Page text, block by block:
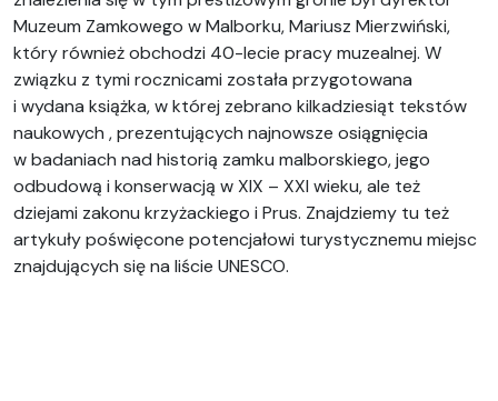
Muzeum Zamkowego w Malborku, Mariusz Mierzwiński,
który również obchodzi 40-lecie pracy muzealnej. W
związku z tymi rocznicami została przygotowana
i wydana książka, w której zebrano kilkadziesiąt tekstów
naukowych , prezentujących najnowsze osiągnięcia
w badaniach nad historią zamku malborskiego, jego
odbudową i konserwacją w XIX – XXI wieku, ale też
dziejami zakonu krzyżackiego i Prus. Znajdziemy tu też
artykuły poświęcone potencjałowi turystycznemu miejsc
znajdujących się na liście UNESCO.